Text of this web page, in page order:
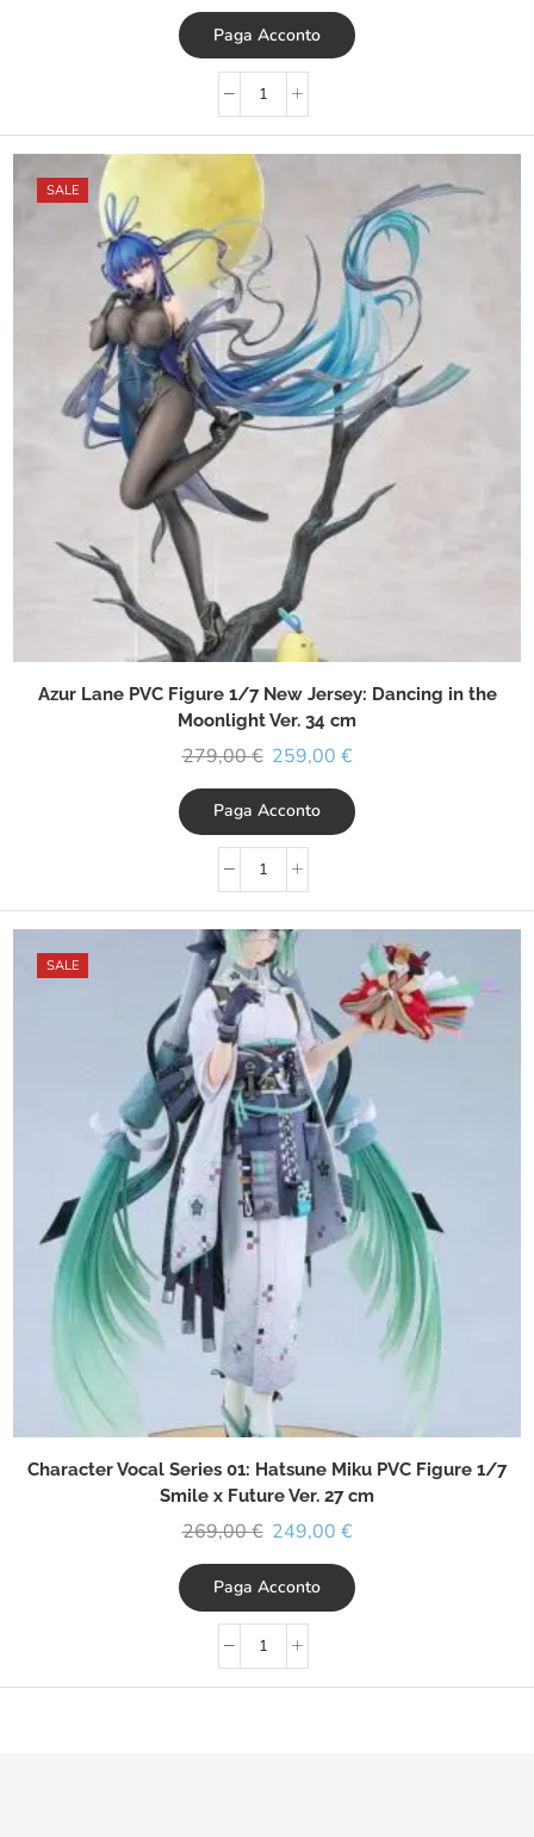
Paga Acconto
SALE
Azur Lane PVC Figure 1/7 New Jersey: Dancing in the
Moonlight Ver. 34 cm
279,00€ 259,00 €
Paga Acconto
SALE
Character Vocal Series 01: Hatsune Miku PVC Figure 1/7
Smile x Future Ver. 27 cm
269,00€ 249,00 €
Paga Acconto